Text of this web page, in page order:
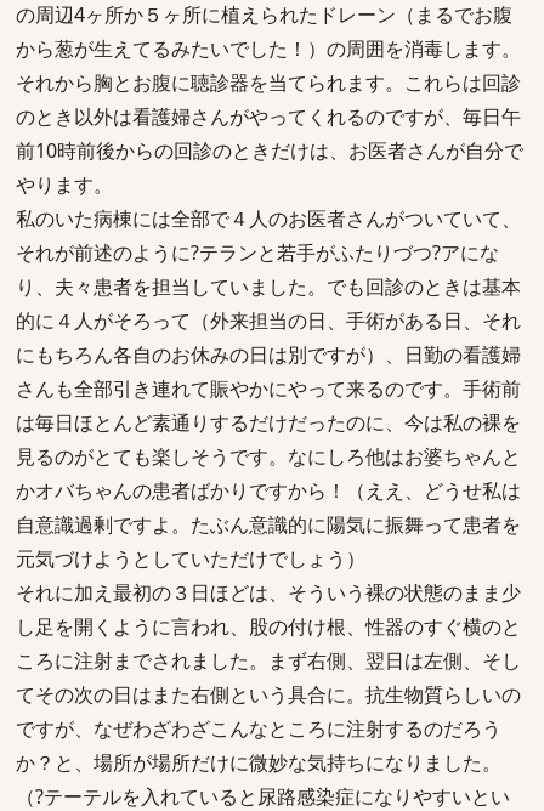
の周辺4ヶ所か５ヶ所に植えられたドレーン（まるでお腹
から葱が生えてるみたいでした！）の周囲を消毒します。
それから胸とお腹に聴診器を当てられます。これらは回診
のとき以外は看護婦さんがやってくれるのですが、毎日午
前10時前後からの回診のときだけは、お医者さんが自分で
やります。
私のいた病棟には全部で４人のお医者さんがついていて、
それが前述のように?テランと若手がふたりづつ?アにな
り、夫々患者を担当していました。でも回診のときは基本
的に４人がそろって（外来担当の日、手術がある日、それ
にもちろん各自のお休みの日は別ですが）、日勤の看護婦
さんも全部引き連れて賑やかにやって来るのです。手術前
は毎日ほとんど素通りするだけだったのに、今は私の裸を
見るのがとても楽しそうです。なにしろ他はお婆ちゃんと
かオバちゃんの患者ばかりですから！（ええ、どうせ私は
自意識過剰ですよ。たぶん意識的に陽気に振舞って患者を
元気づけようとしていただけでしょう）
それに加え最初の３日ほどは、そういう裸の状態のまま少
し足を開くように言われ、股の付け根、性器のすぐ横のと
ころに注射までされました。まず右側、翌日は左側、そし
てその次の日はまた右側という具合に。抗生物質らしいの
ですが、なぜわざわざこんなところに注射するのだろう
か？と、場所が場所だけに微妙な気持ちになりました。
（?テーテルを入れていると尿路感染症になりやすいとい